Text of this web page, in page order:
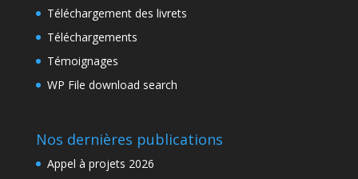
Téléchargement des livrets
Téléchargements
Témoignages
WP File download search
Nos dernières publications
Appel à projets 2026